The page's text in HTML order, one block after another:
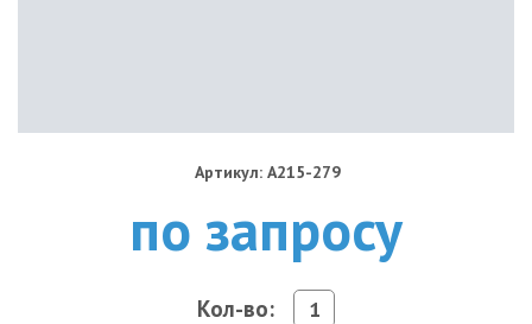
Артикул: A215-279
по запросу
Кол-во: